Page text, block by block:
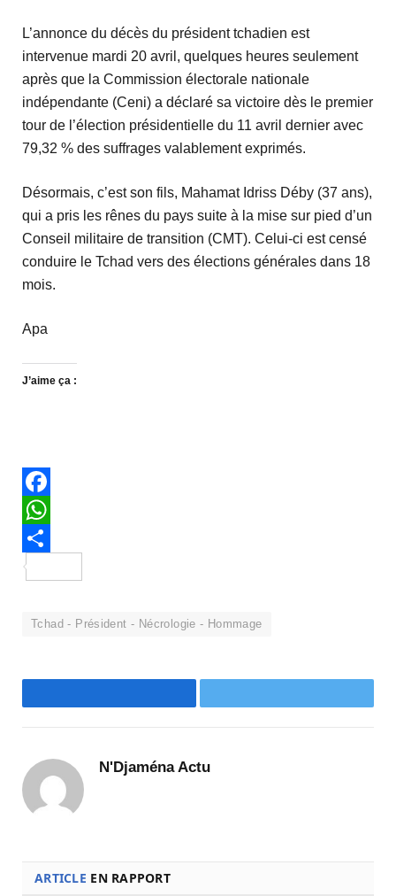
L’annonce du décès du président tchadien est
intervenue mardi 20 avril, quelques heures seulement
après que la Commission électorale nationale
indépendante (Ceni) a déclaré sa victoire dès le premier
tour de l’élection présidentielle du 11 avril dernier avec
79,32 % des suffrages valablement exprimés.
Désormais, c’est son fils, Mahamat Idriss Déby (37 ans),
qui a pris les rênes du pays suite à la mise sur pied d’un
Conseil militaire de transition (CMT). Celui-ci est censé
conduire le Tchad vers des élections générales dans 18
mois.
Apa
J’aime ça :
Facebook
WhatsApp
Tchad - Président - Nécrologie - Hommage
Facebook Twitter
N'Djaména Actu
ARTICLE EN RAPPORT